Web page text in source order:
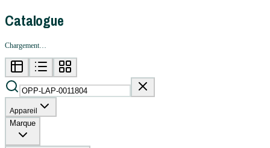
Catalogue
Chargement…
Appareil
Marque